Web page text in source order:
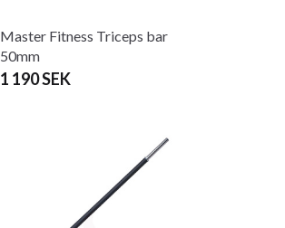
Master Fitness Triceps bar
50mm
1 190 SEK